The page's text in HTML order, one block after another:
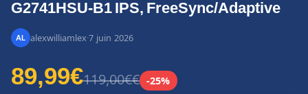
G2741HSU-B1 IPS, FreeSync/Adaptive
alexwilliamlex·7 juin 2026
89,99€119,00€€ -25%